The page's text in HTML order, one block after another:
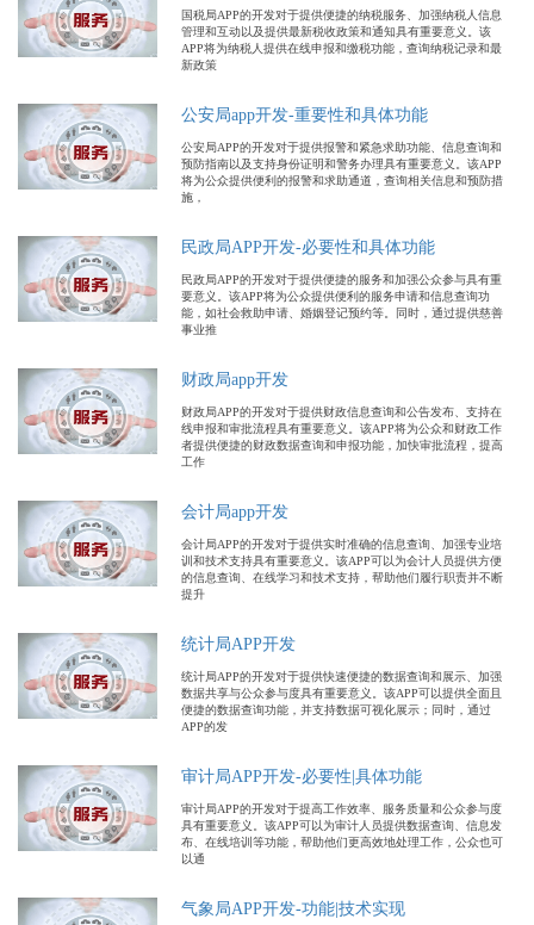
国税局APP的开发对于提供便捷的纳税服务、加强纳税人信息
管理和互动以及提供最新税收政策和通知具有重要意义。该
APP将为纳税人提供在线申报和缴税功能，查询纳税记录和最
新政策
公安局app开发-重要性和具体功能
公安局APP的开发对于提供报警和紧急求助功能、信息查询和
预防指南以及支持身份证明和警务办理具有重要意义。该APP
将为公众提供便利的报警和求助通道，查询相关信息和预防措
施，
民政局APP开发-必要性和具体功能
民政局APP的开发对于提供便捷的服务和加强公众参与具有重
要意义。该APP将为公众提供便利的服务申请和信息查询功
能，如社会救助申请、婚姻登记预约等。同时，通过提供慈善
事业推
财政局app开发
财政局APP的开发对于提供财政信息查询和公告发布、支持在
线申报和审批流程具有重要意义。该APP将为公众和财政工作
者提供便捷的财政数据查询和申报功能，加快审批流程，提高
工作
会计局app开发
会计局APP的开发对于提供实时准确的信息查询、加强专业培
训和技术支持具有重要意义。该APP可以为会计人员提供方便
的信息查询、在线学习和技术支持，帮助他们履行职责并不断
提升
统计局APP开发
统计局APP的开发对于提供快速便捷的数据查询和展示、加强
数据共享与公众参与度具有重要意义。该APP可以提供全面且
便捷的数据查询功能，并支持数据可视化展示；同时，通过
APP的发
审计局APP开发-必要性|具体功能
审计局APP的开发对于提高工作效率、服务质量和公众参与度
具有重要意义。该APP可以为审计人员提供数据查询、信息发
布、在线培训等功能，帮助他们更高效地处理工作，公众也可
以通
气象局APP开发-功能|技术实现